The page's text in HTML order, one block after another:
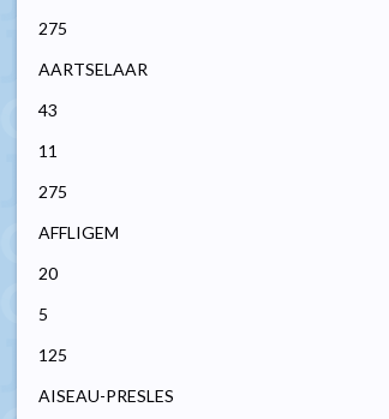
275
AARTSELAAR
43
11
275
AFFLIGEM
20
5
125
AISEAU-PRESLES